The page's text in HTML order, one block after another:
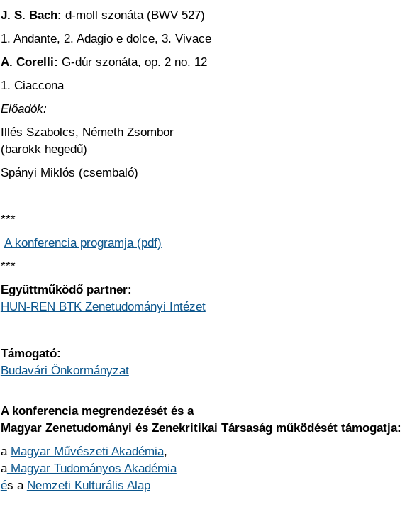
J. S. Bach: d-moll szonáta (BWV 527)
1. Andante, 2. Adagio e dolce, 3. Vivace
A. Corelli: G-dúr szonáta, op. 2 no. 12
1. Ciaccona
Előadók:
Illés Szabolcs, Németh Zsombor
(barokk hegedű)
Spányi Miklós (csembaló)
***
A konferencia programja (pdf)
***
Együttműködő partner:
HUN-REN BTK Zenetudományi Intézet
Támogató:
Budavári Önkormányzat
A konferencia megrendezését és a
Magyar Zenetudományi és Zenekritikai Társaság működését támogatja:
a Magyar Művészeti Akadémia,
aMagyar Tudományos Akadémia
és a Nemzeti Kulturális Alap